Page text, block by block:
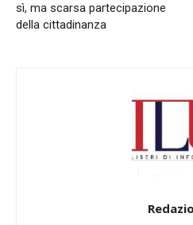
sì, ma scarsa partecipazione
della cittadinanza